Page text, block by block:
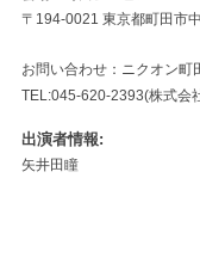
〒194-0021 東京都町田市
お問い合わせ：ニクオン町
TEL:045-620-2393(株式会
出演者情報
矢井田瞳